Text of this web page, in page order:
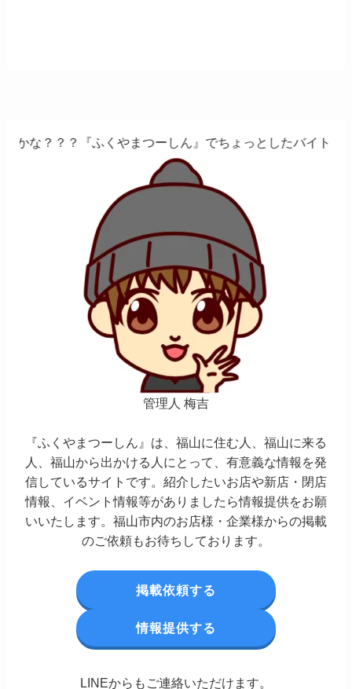
やまつーしん』でちょっとしたバイト、しませんか？
管理人 梅吉
『ふくやまつーしん』は、福山に住む人、福山に来る
人、福山から出かける人にとって、有意義な情報を発
信しているサイトです。紹介したいお店や新店・閉店
情報、イベント情報等がありましたら情報提供をお願
いいたします。福山市内のお店様・企業様からの掲載
のご依頼もお待ちしております。
掲載依頼する
情報提供する
LINEからもご連絡いただけます。